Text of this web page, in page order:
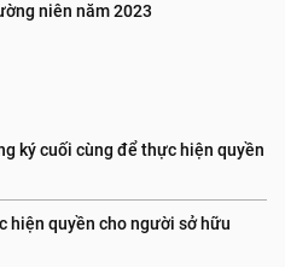
niên năm 2023
ký cuối cùng để thực hiện quyền
hiện quyền cho người sở hữu